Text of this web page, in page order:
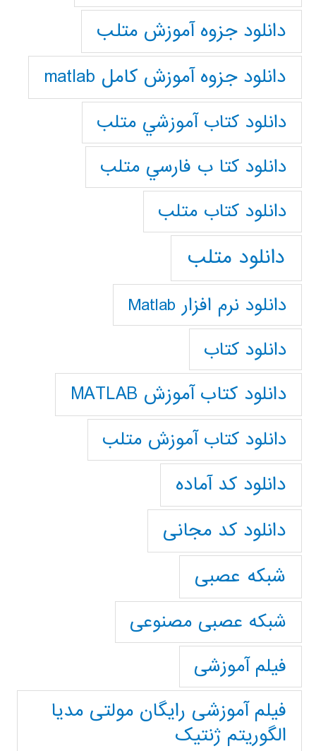
دانلود جزوه آموزش متلب
دانلود جزوه آموزش کامل matlab
دانلود كتاب آموزشي متلب
دانلود كتا ب فارسي متلب
دانلود كتاب متلب
دانلود متلب
دانلود نرم افزار Matlab
دانلود کتاب
دانلود کتاب آموزش MATLAB
دانلود کتاب آموزش متلب
دانلود کد آماده
دانلود کد مجانی
شبکه عصبی
شبکه عصبی مصنوعی
فیلم آموزشی
فیلم آموزشی رایگان مولتی مدیا
الگوریتم ژنتیک